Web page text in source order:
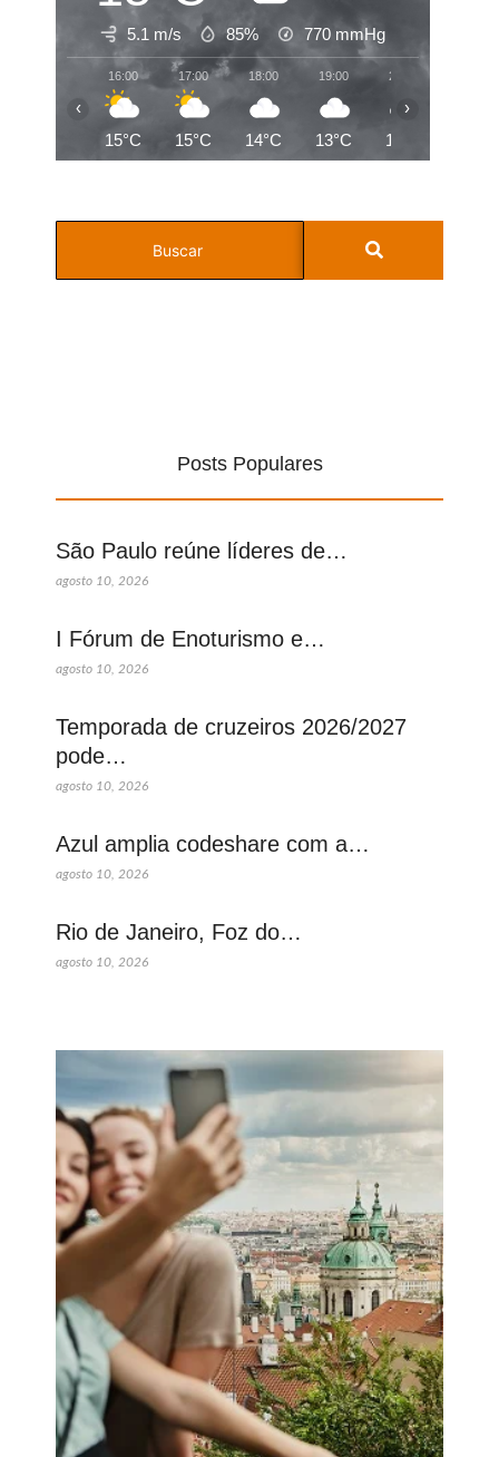
5.1 m/s 85% 770 mmHg
16:00
15°C
17:00
15°C
18:00
14°C
19:00
13°C
20:00
13°C
‹ ›
Posts Populares
São Paulo reúne líderes de…
agosto 10, 2026
I Fórum de Enoturismo e…
agosto 10, 2026
Temporada de cruzeiros 2026/2027
pode…
agosto 10, 2026
Azul amplia codeshare com a…
agosto 10, 2026
Rio de Janeiro, Foz do…
agosto 10, 2026